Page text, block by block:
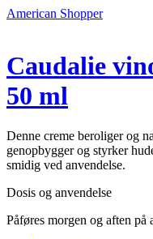
American Shopper
Caudalie
50 ml
Denne creme beroliger og
genopbygger og styrker
smidig ved anvendelse.
Dosis og anvendelse
Påføres morgen og aften på